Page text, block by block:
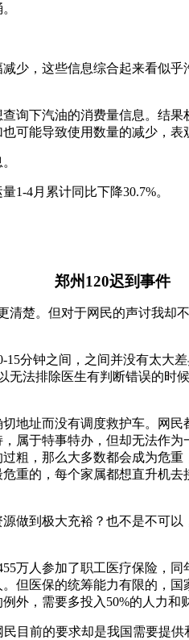
少，这些信息综合起来看似
询下汽油的消费量信息。结
可能导致使用数量的减少，表
1-4月累计同比下降30.7%。
郑州120迟到事件
楚。但对于网民的声讨我
分钟之间，之间并没有太大
法排除医生有判断错误的时
地址而没有调度救护车。网
属于特事特办，但却无法作
粗，那么大多数都会成为危
重的，每个家属都想直升机
做到极大充裕？也不是不可
万人参加了职工医疗保险，
但医保的统筹能力有限的，
外，需要多投入50%的人力和
目前的要求却是我国需要提